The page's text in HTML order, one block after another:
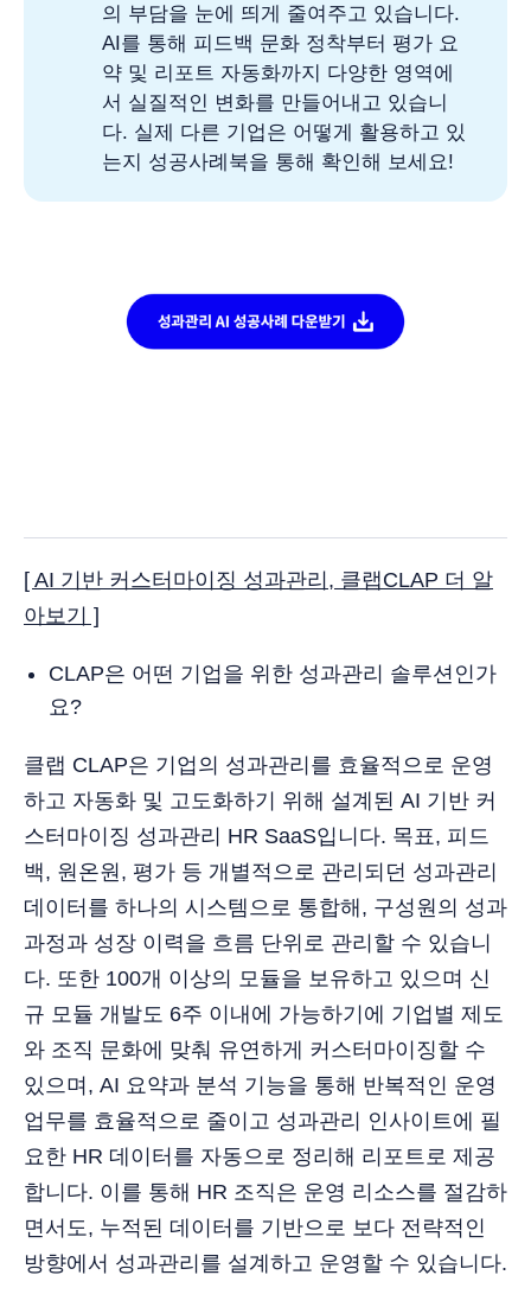
의 부담을 눈에 띄게 줄여주고 있습니다.
AI를 통해 피드백 문화 정착부터 평가 요
약 및 리포트 자동화까지 다양한 영역에
서 실질적인 변화를 만들어내고 있습니
다. 실제 다른 기업은 어떻게 활용하고 있
는지 성공사례북을 통해 확인해 보세요!
[ AI 기반 커스터마이징 성과관리, 클랩CLAP 더 알
아보기 ]
CLAP은 어떤 기업을 위한 성과관리 솔루션인가
요?
클랩 CLAP은 기업의 성과관리를 효율적으로 운영
하고 자동화 및 고도화하기 위해 설계된 AI 기반 커
스터마이징 성과관리 HR SaaS입니다. 목표, 피드
백, 원온원, 평가 등 개별적으로 관리되던 성과관리
데이터를 하나의 시스템으로 통합해, 구성원의 성과
과정과 성장 이력을 흐름 단위로 관리할 수 있습니
다. 또한 100개 이상의 모듈을 보유하고 있으며 신
규 모듈 개발도 6주 이내에 가능하기에 기업별 제도
와 조직 문화에 맞춰 유연하게 커스터마이징할 수
있으며, AI 요약과 분석 기능을 통해 반복적인 운영
업무를 효율적으로 줄이고 성과관리 인사이트에 필
요한 HR 데이터를 자동으로 정리해 리포트로 제공
합니다. 이를 통해 HR 조직은 운영 리소스를 절감하
면서도, 누적된 데이터를 기반으로 보다 전략적인
방향에서 성과관리를 설계하고 운영할 수 있습니다.